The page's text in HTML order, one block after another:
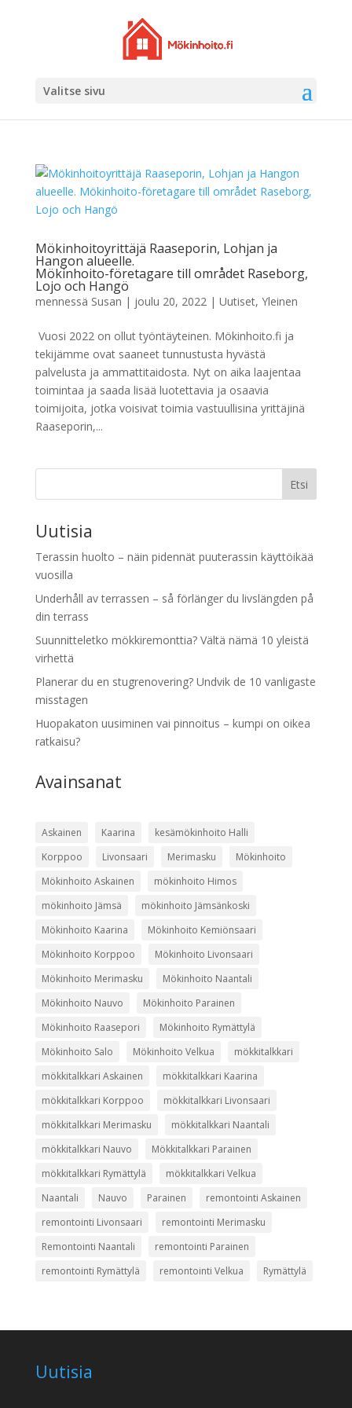
Valitse sivu
Mökinhoitoyrittäjä Raaseporin, Lohjan ja
Hangon alueelle.
Mökinhoito-företagare till området Raseborg,
Lojo och Hangö
mennessä Susan | joulu 20, 2022| Uutiset, Yleinen
Vuosi 2022 on ollut työntäyteinen. Mökinhoito.fi ja
tekijämme ovat saaneet tunnustusta hyvästä
palvelusta ja ammattitaidosta. Nyt on aika laajentaa
toimintaa ja saada lisää luotettavia ja osaavia
toimijoita, jotka voisivat toimia vastuullisina yrittäjinä
Raaseporin,...
Etsi
Uutisia
Terassin huolto – näin pidennät puuterassin käyttöikää
vuosilla
Underhåll av terrassen – så förlänger du livslängden på
din terrass
Suunnitteletko mökkiremonttia? Vältä nämä 10 yleistä
virhettä
Planerar du en stugrenovering? Undvik de 10 vanligaste
misstagen
Huopakaton uusiminen vai pinnoitus – kumpi on oikea
ratkaisu?
Avainsanat
Askainen Kaarina
kesämökinhoito Halli
Korppoo
Livonsaari Merimasku
Mökinhoito
Mökinhoito Askainen
mökinhoito Himos
mökinhoito Jämsä
mökinhoito Jämsänkoski
Mökinhoito Kaarina
Mökinhoito Kemiönsaari
Mökinhoito Korppoo
Mökinhoito Livonsaari
Mökinhoito Merimasku
Mökinhoito Naantali
Mökinhoito Nauvo
Mökinhoito Parainen
Mökinhoito Raasepori
Mökinhoito Rymättylä
Mökinhoito Salo
Mökinhoito Velkua
mökkitalkkari
mökkitalkkari Askainen
mökkitalkkari Kaarina
mökkitalkkari Korppoo
mökkitalkkari Livonsaari
mökkitalkkari Merimasku
mökkitalkkari Naantali
mökkitalkkari Nauvo
Mökkitalkkari Parainen
mökkitalkkari Rymättylä
mökkitalkkari Velkua
Naantali
Nauvo Parainen
remontointi Askainen
remontointi Livonsaari
remontointi Merimasku
Remontointi Naantali
remontointi Parainen
remontointi Rymättylä
remontointi Velkua Rymättylä
Uutisia